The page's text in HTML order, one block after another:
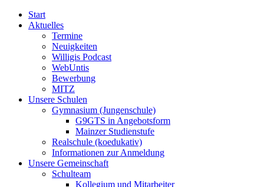
Start
Aktuelles
Termine
Neuigkeiten
Willigis Podcast
WebUntis
Bewerbung
MITZ
Unsere Schulen
Gymnasium (Jungenschule)
G9GTS in Angebotsform
Mainzer Studienstufe
Realschule (koedukativ)
Informationen zur Anmeldung
Unsere Gemeinschaft
Schulteam
Kollegium und Mitarbeiter